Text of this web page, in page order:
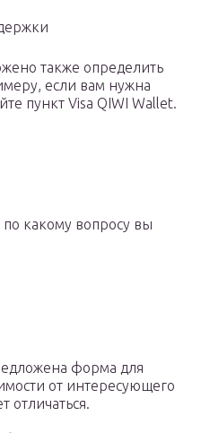
также определить
если вам нужна
пункт Visa QIWI Wallet.
какому вопросу вы
форма для
от интересующего
отличаться.